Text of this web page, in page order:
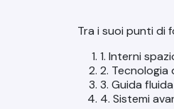
Tra i suoi punti di
1. Interni
2.
3. Guida
4. Sistemi